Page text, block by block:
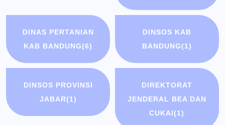
DINAS PERTANIAN
KAB BANDUNG(6)
DINSOS KAB
BANDUNG(1)
DINSOS PROVINSI
JABAR(1)
DIREKTORAT
JENDERAL BEA DAN
CUKAI(1)